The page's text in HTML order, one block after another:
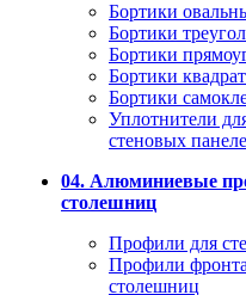
Бортики
Бортики
Бортики
Бортики
Бортики
Уплотнители
стеновых
04. Алюминиевые
столешниц
Профили для
Профили
столешниц